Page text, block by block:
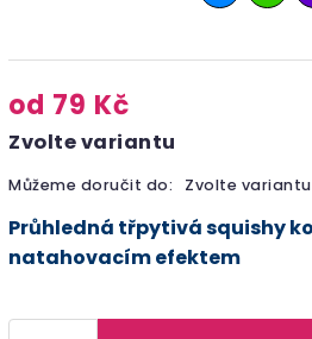
od 79 Kč
Zvolte variantu
Můžeme doručit do: Zvolte variantu
Průhledná třpytivá squishy
natahovacím efektem